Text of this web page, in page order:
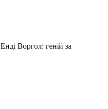
Енді Воргол: геній за